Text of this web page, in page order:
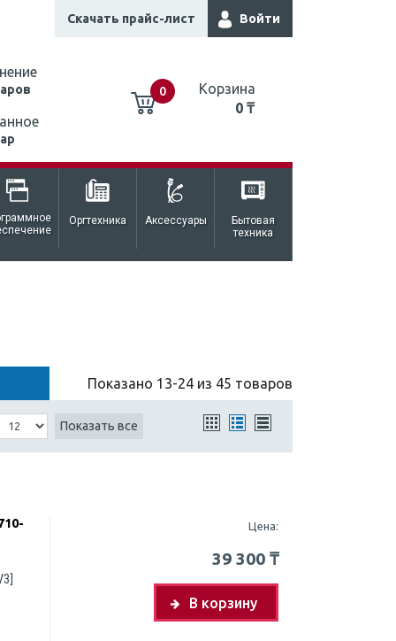
Скачать прайс-лист Войти
0
Корзина
0 ₸
0 ₸
Оргтехника Аксессуары
Бытовая
техника
Показано 13-24 из 45 товаров
Показать все
Цена:
39 300₸
В корзину